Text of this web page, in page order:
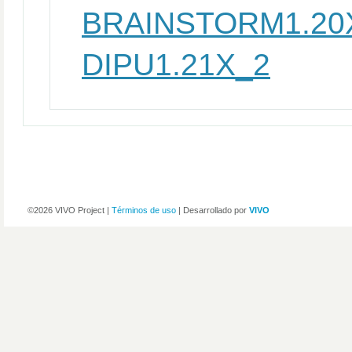
DIPU1.21X_2
©2026 VIVO Project | Términos de uso | Desarrollado por VIVO